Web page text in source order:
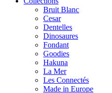
Bruit Blanc
Cesar
Dentelles
Dinosaures
Fondant
Goodies
Hakuna
La Mer
Les Connectés
Made in Europe